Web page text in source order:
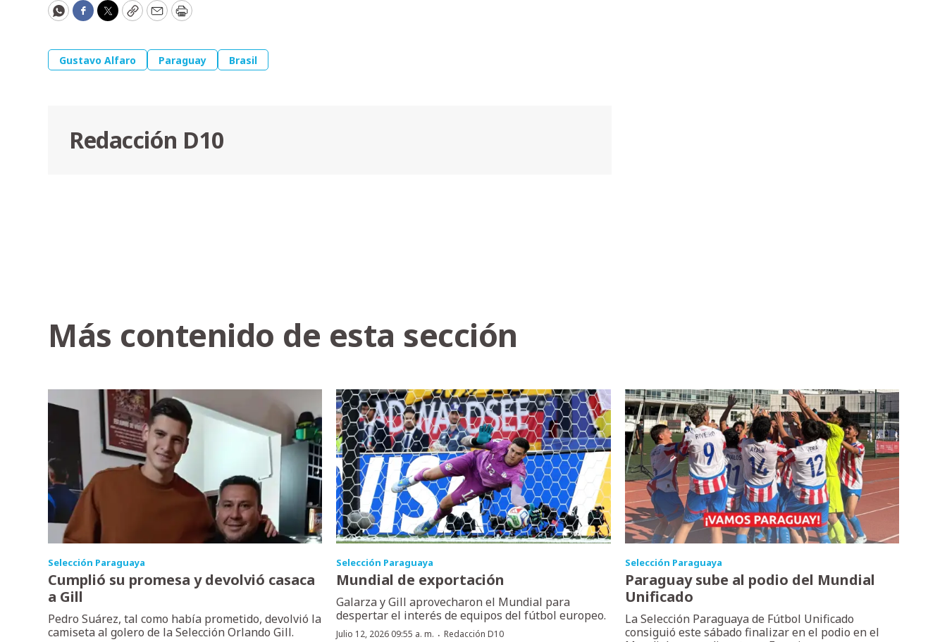
WhatsApp
Facebook
Twitter
CopyEmailPrint
Gustavo Alfaro Paraguay Brasil
Redacción D10
Más contenido de esta sección
Selección Paraguaya
Cumplió su promesa y devolvió casaca
a Gill
Pedro Suárez, tal como había prometido, devolvió la
camiseta al golero de la Selección Orlando Gill.
Selección Paraguaya
Mundial de exportación
Galarza y Gill aprovecharon el Mundial para
despertar el interés de equipos del fútbol europeo.
Julio 12, 2026 09:55 a. m. ·Redacción D10
Selección Paraguaya
Paraguay sube al podio del Mundial
Unificado
La Selección Paraguaya de Fútbol Unificado
consiguió este sábado finalizar en el podio en el